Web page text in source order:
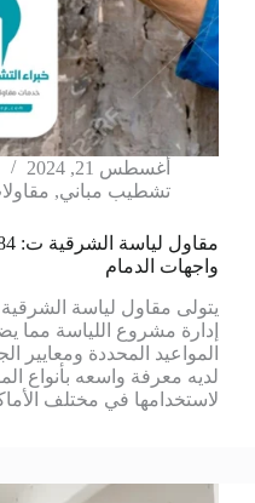
أغسطس 21, 2024
تشطيب مباني,
واجهات الدمام
يتولى مقاول لياسة
إدارة مشروع اللياسة مما
المواعيد المحددة ومعايير
لديه معرفة واسعه بأنواع
لاستخدامها في مختلف